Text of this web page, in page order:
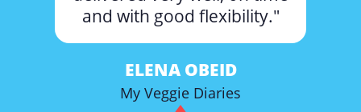
and with good flexibility."
ELENA OBEID
My Veggie Diaries